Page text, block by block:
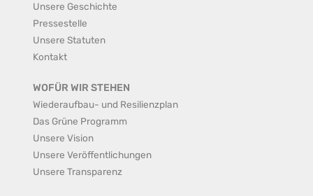
Unsere Geschichte
Pressestelle
Unsere Statuten
Kontakt
WOFÜR WIR STEHEN
Wiederaufbau- und Resilienzplan
Das Grüne Programm
Unsere Vision
Unsere Veröffentlichungen
Unsere Transparenz